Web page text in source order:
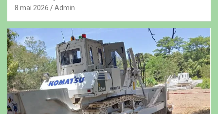
8 mai 2026 Admin